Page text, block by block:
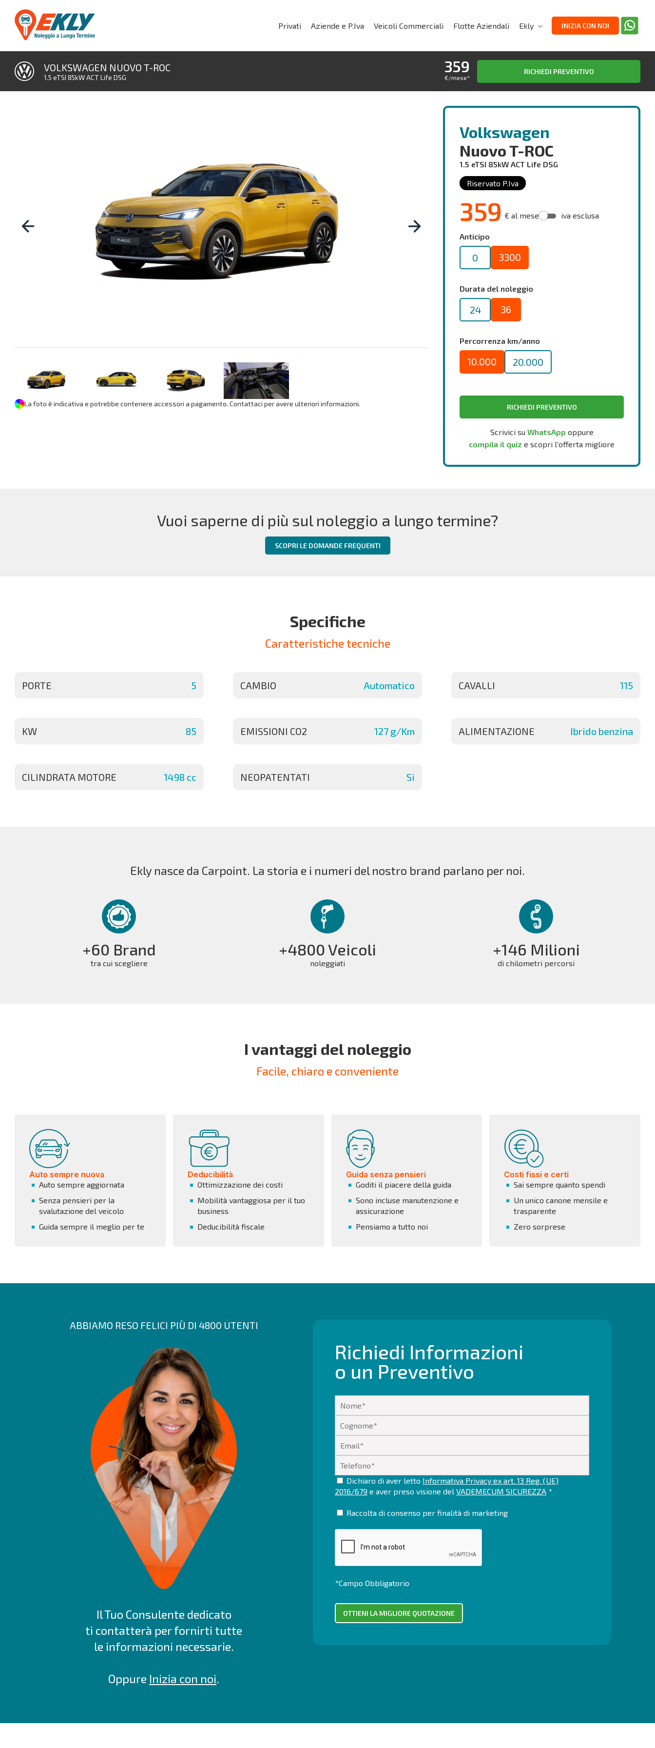
Privati Aziende e P.Iva Veicoli Commerciali Flotte Aziendali Ekly INIZIA CON NOI
VOLKSWAGEN NUOVO T-ROC
1.5 eTSI 85kW ACT Life DSG
359
€/mese*
RICHIEDI PREVENTIVO
La foto è indicativa e potrebbe contenere accessori a pagamento. Contattaci per avere ulteriori informazioni.
Volkswagen
Nuovo T-ROC
1.5 eTSI 85kW ACT Life DSG
Riservato P.Iva
359 € al mese iva esclusa
Anticipo
0 3300
Durata del noleggio
24 36
Percorrenza km/anno
10.000 20.000
RICHIEDI PREVENTIVO
Scrivici su WhatsApp oppure
compila il quiz e scopri l'offerta migliore
Vuoi saperne di più sul noleggio a lungo termine?
SCOPRI LE DOMANDE FREQUENTI
Specifiche
Caratteristiche tecniche
PORTE 5 CAMBIO Automatico CAVALLI 115
KW 85 EMISSIONI CO2 127 g/Km ALIMENTAZIONE Ibrido benzina
CILINDRATA MOTORE 1498 cc NEOPATENTATI Si
Ekly nasce da Carpoint. La storia e i numeri del nostro brand parlano per noi.
+60 Brand
tra cui scegliere
+4800 Veicoli
noleggiati
+146 Milioni
di chilometri percorsi
I vantaggi del noleggio
Facile, chiaro e conveniente
Auto sempre nuova
Auto sempre aggiornata
Senza pensieri per la
svalutazione del veicolo
Guida sempre il meglio per te
Deducibilità
Ottimizzazione dei costi
Mobilità vantaggiosa per il tuo
business
Deducibilità fiscale
Guida senza pensieri
Goditi il piacere della guida
Sono incluse manutenzione e
assicurazione
Pensiamo a tutto noi
Costi fissi e certi
Sai sempre quanto spendi
Un unico canone mensile e
trasparente
Zero sorprese
ABBIAMO RESO FELICI PIÙ DI 4800 UTENTI
Il Tuo Consulente dedicato
ti contatterà per fornirti tutte
le informazioni necessarie.
Oppure Inizia con noi.
Richiedi Informazioni
o un Preventivo
Dichiaro di aver letto Informativa Privacy ex art. 13 Reg. (UE)
2016/679 e aver preso visione del VADEMECUM SICUREZZA *
Raccolta di consenso per finalità di marketing
*Campo Obbligatorio